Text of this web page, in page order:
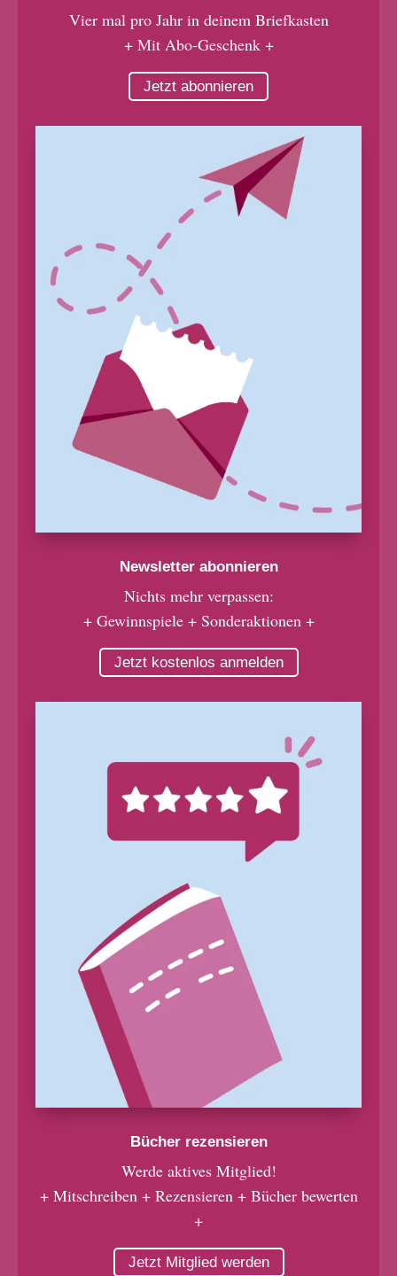
Vier mal pro Jahr in deinem Briefkasten
+ Mit Abo-Geschenk +
Jetzt abonnieren
Newsletter abonnieren
Nichts mehr verpassen:
+ Gewinnspiele + Sonderaktionen +
Jetzt kostenlos anmelden
Bücher rezensieren
Werde aktives Mitglied!
+ Mitschreiben + Rezensieren + Bücher bewerten
+
Jetzt Mitglied werden